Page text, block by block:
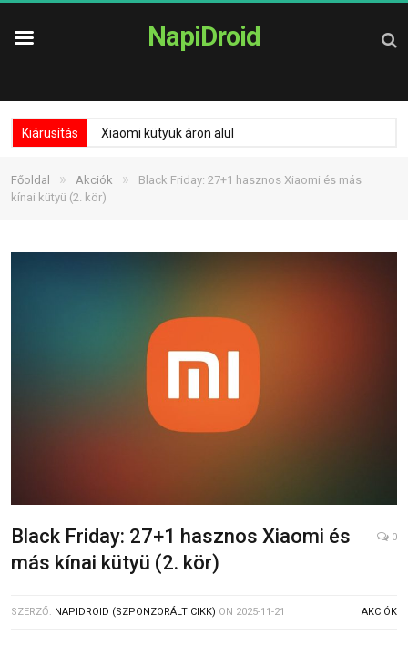
NapiDroid
Kiárusítás Xiaomi kütyük áron alul
Főoldal » Akciók »
Black Friday: 27+1 hasznos Xiaomi és más
kínai kütyü (2. kör)
Black Friday: 27+1 hasznos Xiaomi és
más kínai kütyü (2. kör)
0
SZERZŐ: NAPIDROID (SZPONZORÁLT CIKK) ON 2025-11-21 AKCIÓK